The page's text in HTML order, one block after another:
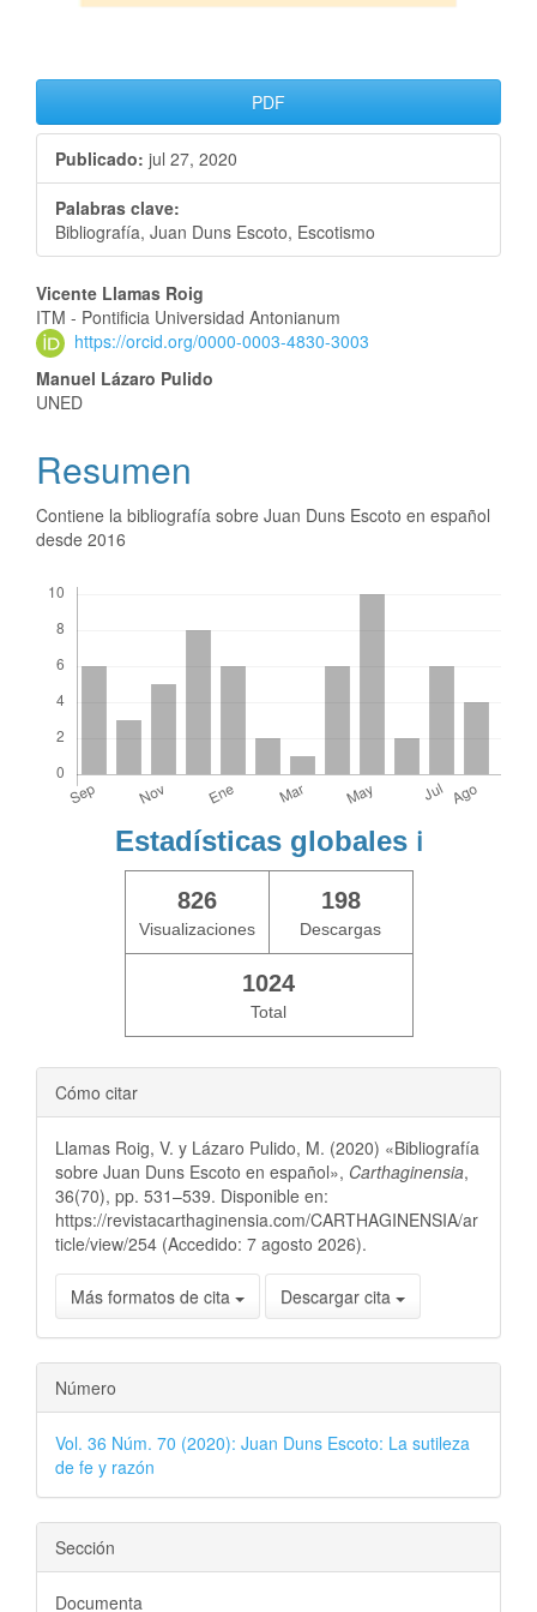
PDF
Publicado: jul 27, 2020
Palabras clave:
Bibliografía, Juan Duns Escoto, Escotismo
Vicente Llamas Roig
ITM - Pontificia Universidad Antonianum
https://orcid.org/0000-0003-4830-3003
Manuel Lázaro Pulido
UNED
Resumen
Contiene la bibliografía sobre Juan Duns Escoto en español
desde 2016
Estadísticas globales ℹ️
826
Visualizaciones
198
Descargas
1024
Total
Cómo citar
Llamas Roig, V. y Lázaro Pulido, M. (2020) «Bibliografía
sobre Juan Duns Escoto en español», Carthaginensia,
36(70), pp. 531–539. Disponible en:
https://revistacarthaginensia.com/CARTHAGINENSIA/ar
ticle/view/254 (Accedido: 7 agosto 2026).
Más formatos de cita Descargar cita
Número
Vol. 36 Núm. 70 (2020): Juan Duns Escoto: La sutileza
de fe y razón
Sección
Documenta